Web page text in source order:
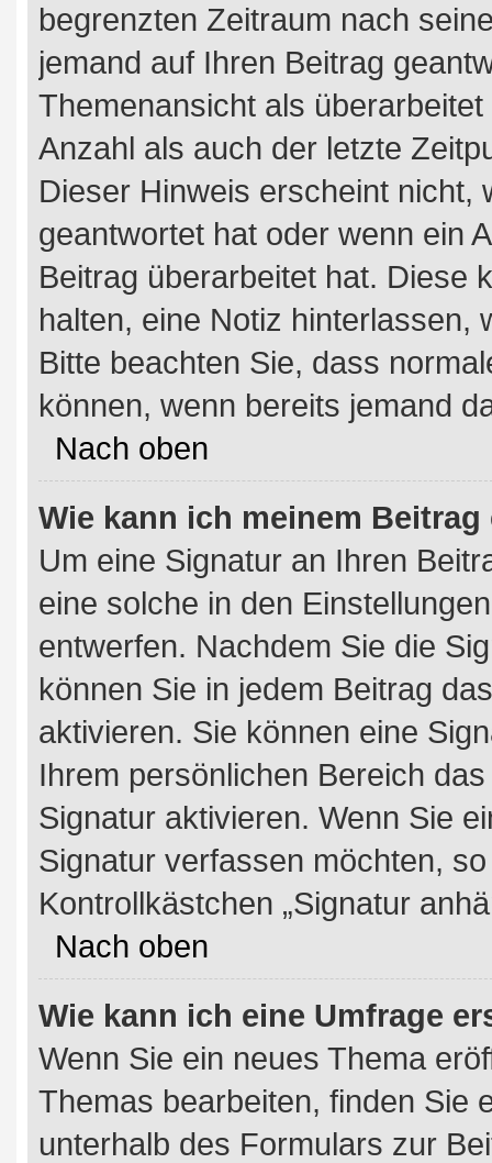
begrenzten Zeitraum nach
jemand auf Ihren Beitrag
Themenansicht als
Anzahl als auch der letzte
Dieser Hinweis erscheint nicht,
geantwortet hat oder wenn ein
Beitrag überarbeitet hat. Diese
halten, eine Notiz hinterlassen,
Bitte beachten Sie, dass
können, wenn bereits jemand
Nach oben
Wie kann ich meinem
Um eine Signatur an Ihren
eine solche in den
entwerfen. Nachdem Sie die
können Sie in jedem Beitrag
aktivieren. Sie können eine
Ihrem persönlichen Bereich
Signatur aktivieren. Wenn Sie
Signatur verfassen möchten,
Kontrollkästchen „Signatur
Nach oben
Wie kann ich eine Umfrage
Wenn Sie ein neues Thema
Themas bearbeiten, finden Sie
unterhalb des Formulars zur